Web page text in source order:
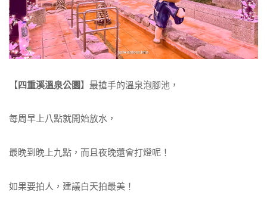
【四重溪溫泉公園】最搶手的溫泉泡腳池，
每周早上八點就開始放水，
最晚到晚上九點，而且夜晚還會打燈呢！
如果要拍人，建議白天拍最美！